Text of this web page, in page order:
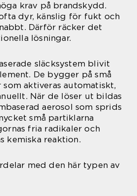
krav på brandskydd.
dyr, känslig för fukt och
Därför räcker det
lösningar.
släcksystem blivit
De bygger på små
aktiveras automatiskt,
När de löser ut bildas
aerosol som sprids
små partiklarna
fria radikaler och
kemiska reaktion.
med den här typen av